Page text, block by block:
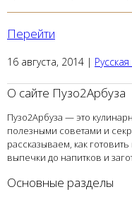
Перейти
16 августа, 2014 | Русская
О сайте Пузо2Арбуза
Пузо2Арбуза — это
полезными советами и
рассказываем, как
выпечки до напитков и
Основные разделы